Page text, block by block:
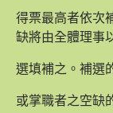
得票最高者依次
缺將由全體理事
選填補之。補選
或掌職者之空缺